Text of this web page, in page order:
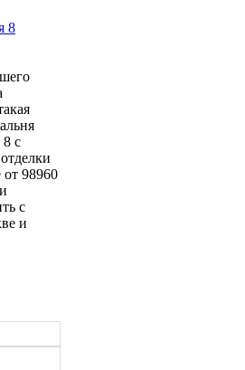
8
с
98960
с
и